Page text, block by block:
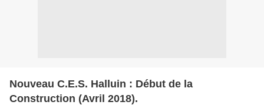
Nouveau C.E.S. Halluin : Début de la
Construction (Avril 2018).